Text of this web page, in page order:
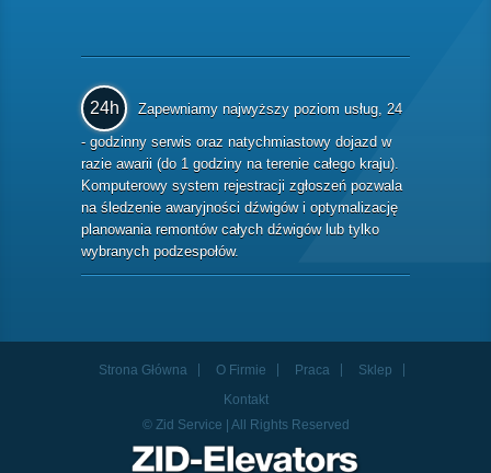
24h
Zapewniamy najwyższy poziom usług, 24
- godzinny serwis oraz natychmiastowy dojazd w
razie awarii (do 1 godziny na terenie całego kraju).
Komputerowy system rejestracji zgłoszeń pozwala
na śledzenie awaryjności dźwigów i optymalizację
planowania remontów całych dźwigów lub tylko
wybranych podzespołów.
Strona Główna O Firmie Praca
Sklep
Kontakt
© Zid Service | All Rights Reserved